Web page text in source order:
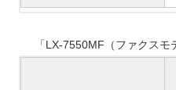
「LX-7550MF（ファクスモ